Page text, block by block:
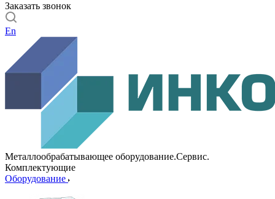
Заказать звонок
En
Металлообрабатывающее оборудование.Сервис.
Комплектующие
Оборудование